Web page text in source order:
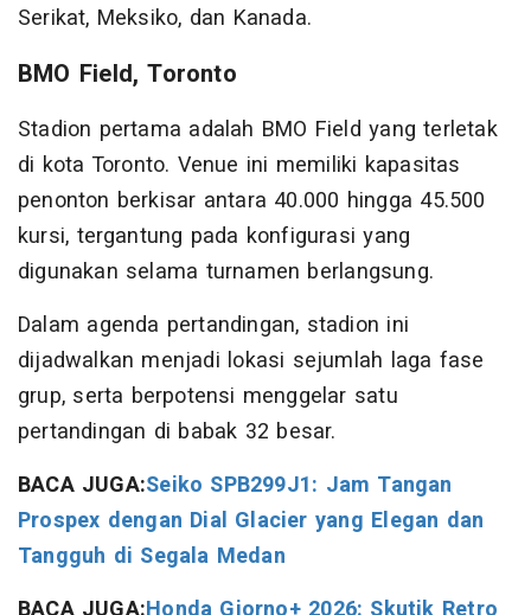
Serikat, Meksiko, dan Kanada.
BMO Field, Toronto
Stadion pertama adalah BMO Field yang terletak
di kota Toronto. Venue ini memiliki kapasitas
penonton berkisar antara 40.000 hingga 45.500
kursi, tergantung pada konfigurasi yang
digunakan selama turnamen berlangsung.
Dalam agenda pertandingan, stadion ini
dijadwalkan menjadi lokasi sejumlah laga fase
grup, serta berpotensi menggelar satu
pertandingan di babak 32 besar.
BACA JUGA:Seiko SPB299J1: Jam Tangan
Prospex dengan Dial Glacier yang Elegan dan
Tangguh di Segala Medan